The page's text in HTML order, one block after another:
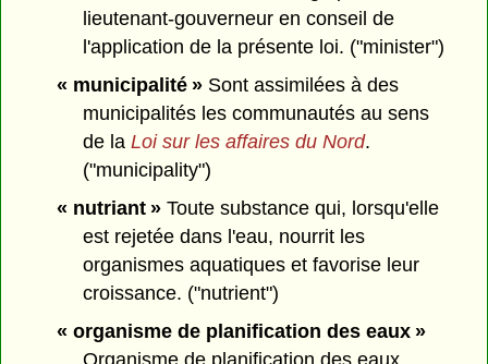
lieutenant-gouverneur en conseil de
l'application de la présente loi. ("minister")
« municipalité »Sont assimilées à des
municipalités les communautés au sens
de laLoi sur les affaires du Nord.
("municipality")
« nutriant »Toute substance qui, lorsqu'elle
est rejetée dans l'eau, nourrit les
organismes aquatiques et favorise leur
croissance. ("nutrient")
« organisme de planification des eaux »
Organisme de planification des eaux